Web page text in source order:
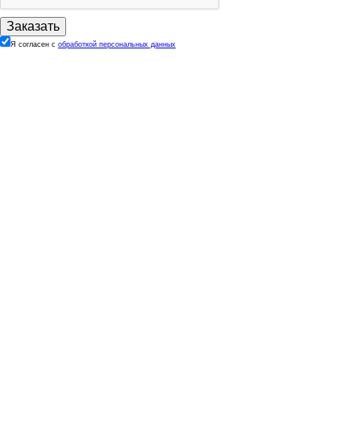
Я согласен с обработкой персональных данных